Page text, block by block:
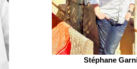
Stéphane